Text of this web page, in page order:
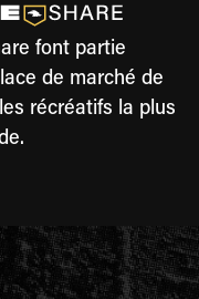
font partie
de marché de
récréatifs la plus